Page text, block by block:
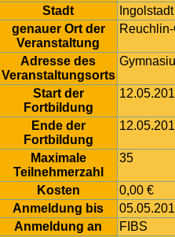
Stadt
Ingolstadt
genauer Ort der
Veranstaltung
Adresse des
Veranstaltungsorts
Start der
Fortbildung
Ende der
Fortbildung
Maximale
Teilnehmerzahl
35
Kosten
0,00 €
Anmeldung bis
Anmeldung an
FIBS